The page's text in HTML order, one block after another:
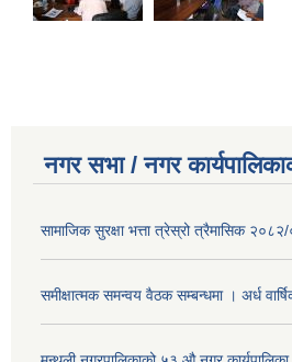
नगर सभा / नगर
सामाजिक सुरक्षा भत्ता त्रेस्रो त्रैमासिक
समीक्षात्मक समन्वय वैठक सम्बन्धमा । अर्ध